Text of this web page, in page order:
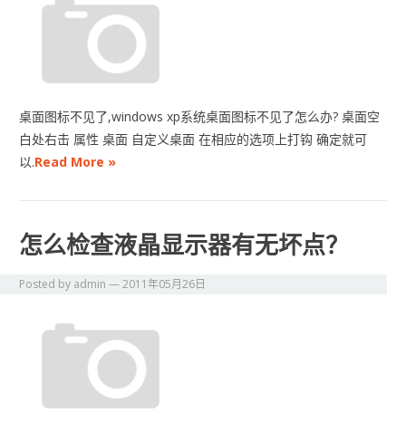
桌面图标不见了,windows xp系统桌面图标不见了怎么办? 桌面空
白处右击 属性 桌面 自定义桌面 在相应的选项上打钩 确定就可
以.Read More »
怎么检查液晶显示器有无坏点？
Posted by admin —2011年05月26日